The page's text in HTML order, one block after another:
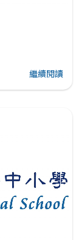
繼續閱讀